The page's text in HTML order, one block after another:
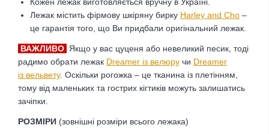
Лежак містить фірмову шкіряну бирку Harley and Cho –
це гарантія того, що Ви придбали оригінальний лежак.
ВАЖЛИВО Якщо у вас цуценя або невеликий песик, тоді
радимо обрати лежак Dreamer із велюру чи Dreamer
із вельвету. Оскільки рогожка – це тканина із плетінням,
тому від маленьких та гострих кігтиків можуть залишатись
зачіпки.
РОЗМІРИ (зовнішні розміри всього лежака)